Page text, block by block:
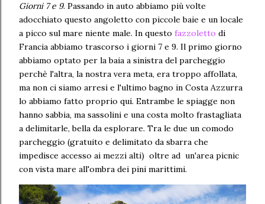
Giorni 7 e 9. Passando in auto abbiamo più volte
adocchiato questo angoletto con piccole baie e un locale
a picco sul mare niente male. In questo fazzoletto di
Francia abbiamo trascorso i giorni 7 e 9. Il primo giorno
abbiamo optato per la baia a sinistra del parcheggio
perchè l'altra, la nostra vera meta, era troppo affollata,
ma non ci siamo arresi e l'ultimo bagno in Costa Azzurra
lo abbiamo fatto proprio qui. Entrambe le spiagge non
hanno sabbia, ma sassolini e una costa molto frastagliata
a delimitarle, bella da esplorare. Tra le due un comodo
parcheggio (gratuito e delimitato da sbarra che
impedisce accesso ai mezzi alti) oltre ad un'area picnic
con vista mare all'ombra dei pini marittimi.